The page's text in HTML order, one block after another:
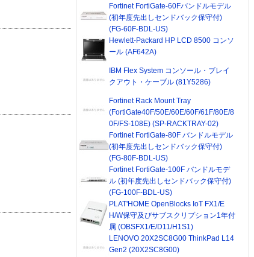
Fortinet FortiGate-60Fバンドルモデル
(初年度先出しセンドバック保守付)
(FG-60F-BDL-US)
Hewlett-Packard HP LCD 8500 コンソ
ール (AF642A)
IBM Flex System コンソール・ブレイ
クアウト・ケーブル (81Y5286)
Fortinet Rack Mount Tray
(FortiGate40F/50E/60E/60F/61F/80E/8
0F/FS-108E) (SP-RACKTRAY-02)
Fortinet FortiGate-80F バンドルモデル
(初年度先出しセンドバック保守付)
(FG-80F-BDL-US)
Fortinet FortiGate-100F バンドルモデ
ル (初年度先出しセンドバック保守付)
(FG-100F-BDL-US)
PLAT'HOME OpenBlocks IoT FX1/E
H/W保守及びサブスクリプション1年付
属 (OBSFX1/E/D11/H1S1)
LENOVO 20X2SC8G00 ThinkPad L14
Gen2 (20X2SC8G00)